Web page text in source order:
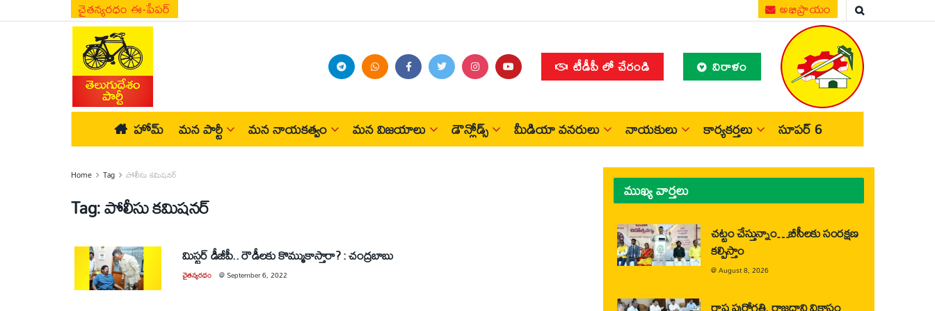
చైతన్యరధం ఈ-పేపర్ అభిప్రాయం
టీడీపీ లో చేరండి విరాళం
హోమ్ మన పార్టీ మన నాయకత్వం మన విజయాలు డౌన్లోడ్స్ మీడియా వనరులు నాయకులు కార్యకర్తలు సూపర్ 6
Home Tag పోలీసు కమిషనర్‌
Tag:పోలీసు కమిషనర్‌
మిస్టర్‌ డీజీపీ.. రౌడీలకు కొమ్ముకాస్తారా? : చంద్రబాబు
చైతన్యరధం @September 6, 2022
ముఖ్య వార్తలు
చట్టం చేస్తున్నాం…బీసీలకు సంరక్షణ
కల్పిస్తాం
@August 8, 2026